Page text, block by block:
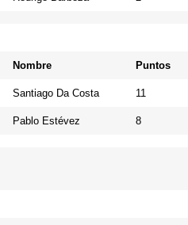
Nombre Puntos
Santiago Da Costa 11
Pablo Estévez 8